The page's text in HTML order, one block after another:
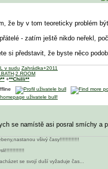
že by v tom teoreticky problém
- zatím ještě nikdo neřekl,
si představit, že byste něco
v sudu Zahrádka+2011
-2.ROOM
+**Chilli**
se namístě asi posral smíchy a
všivý časy!!!!!!!!!!!!!
se svojí duší vyžaduje čas...